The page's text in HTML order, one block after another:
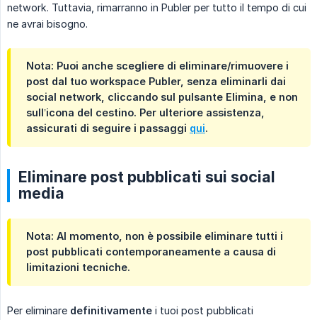
network. Tuttavia, rimarranno in Publer per tutto il tempo di cui
ne avrai bisogno.
Nota: Puoi anche scegliere di eliminare/rimuovere i
post dal tuo workspace Publer, senza eliminarli dai
social network, cliccando sul pulsante Elimina , e non
sull’icona del cestino. Per ulteriore assistenza,
assicurati di seguire i passaggi qui.
Eliminare post pubblicati sui social
media
Nota: Al momento, non è possibile eliminare tutti i
post pubblicati contemporaneamente a causa di
limitazioni tecniche.
Per eliminare definitivamente i tuoi post pubblicati